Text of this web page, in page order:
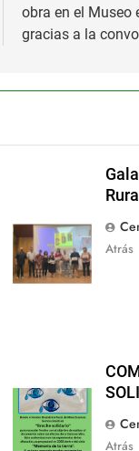
obra en el Museo
gracias a la
Atrás
Atrás